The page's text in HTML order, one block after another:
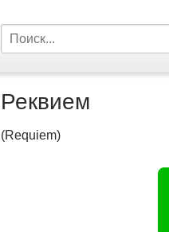
Реквием
(Requiem)